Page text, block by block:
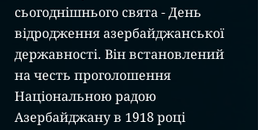
сьогоднішнього свята - День
відродження азербайджанської
державності. Він встановлений
на честь проголошення
Національною радою
Азербайджану в 1918 році